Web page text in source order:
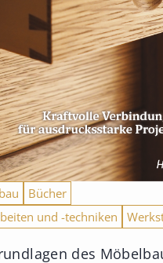
Bücher
und -techniken
des